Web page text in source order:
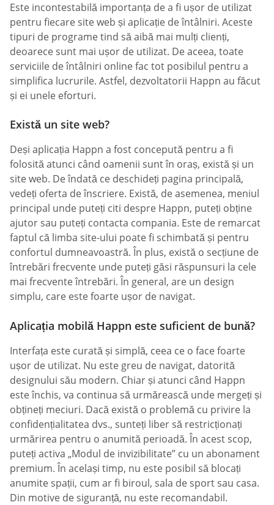
Este incontestabilă importanța de a fi ușor de utilizat
pentru fiecare site web și aplicație de întâlniri. Aceste
tipuri de programe tind să aibă mai mulți clienți,
deoarece sunt mai ușor de utilizat. De aceea, toate
serviciile de întâlniri online fac tot posibilul pentru a
simplifica lucrurile. Astfel, dezvoltatorii Happn au făcut
și ei unele eforturi.
Există un site web?
Deși aplicația Happn a fost concepută pentru a fi
folosită atunci când oamenii sunt în oraș, există și un
site web. De îndată ce deschideți pagina principală,
vedeți oferta de înscriere. Există, de asemenea, meniul
principal unde puteți citi despre Happn, puteți obține
ajutor sau puteți contacta compania. Este de remarcat
faptul că limba site-ului poate fi schimbată și pentru
confortul dumneavoastră. În plus, există o secțiune de
întrebări frecvente unde puteți găsi răspunsuri la cele
mai frecvente întrebări. În general, are un design
simplu, care este foarte ușor de navigat.
Aplicația mobilă Happn este suficient de bună?
Interfața este curată și simplă, ceea ce o face foarte
ușor de utilizat. Nu este greu de navigat, datorită
designului său modern. Chiar și atunci când Happn
este închis, va continua să urmărească unde mergeți și
obțineți meciuri. Dacă există o problemă cu privire la
confidențialitatea dvs., sunteți liber să restricționați
urmărirea pentru o anumită perioadă. În acest scop,
puteți activa „Modul de invizibilitate” cu un abonament
premium. În același timp, nu este posibil să blocați
anumite spații, cum ar fi biroul, sala de sport sau casa.
Din motive de siguranță, nu este recomandabil.